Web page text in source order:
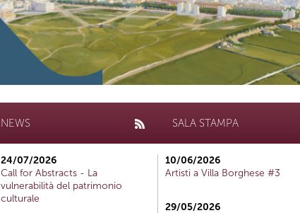
NEWS
24/07/2026
Call for Abstracts - La
vulnerabilità del patrimonio
culturale
SALA STAMPA
10/06/2026
Artisti a Villa Borghese #3
29/05/2026